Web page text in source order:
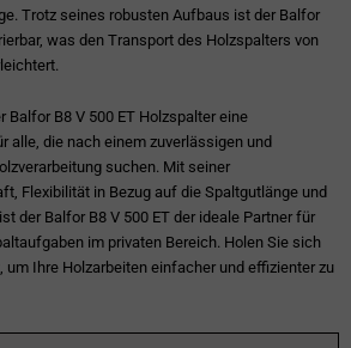
Trotz seines robusten Aufbaus ist der Balfor
was den Transport des Holzspalters von
B8 V 500 ET Holzspalter eine
alle, die nach einem zuverlässigen und
suchen. Mit seiner
Flexibilität in Bezug auf die Spaltgutlänge und
der Balfor B8 V 500 ET der ideale Partner für
im privaten Bereich. Holen Sie sich
Ihre Holzarbeiten einfacher und effizienter zu